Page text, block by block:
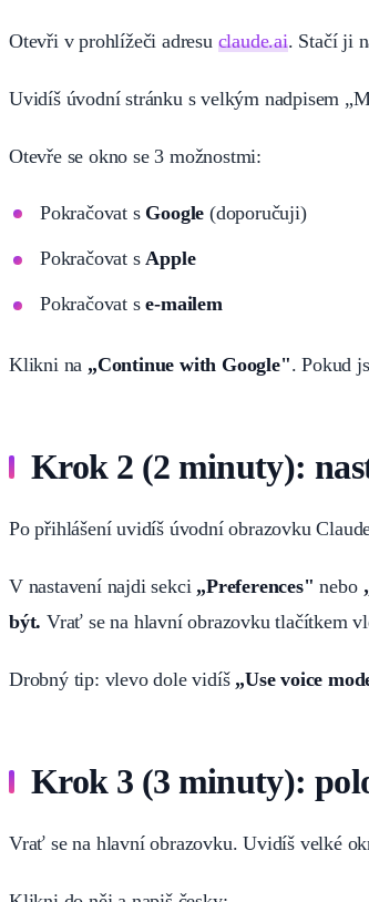
Otevři v prohlížeči adresu claude.ai. Stačí ji
Uvidíš úvodní stránku s velkým nadpisem
Otevře se okno se 3 možnostmi:
Pokračovat s Google (doporučuji)
Pokračovat s Apple
Pokračovat se-mailem
Klikni na „Continue with Google". Pokud
Krok 2 (2 minuty):
Po přihlášení uvidíš úvodní obrazovku
V nastavení najdi sekci „Preferences" nebo
být. Vrať se na hlavní obrazovku tlačítkem
Drobný tip: vlevo dole vidíš „Use voice
Krok 3 (3 minuty):
Vrať se na hlavní obrazovku. Uvidíš velké